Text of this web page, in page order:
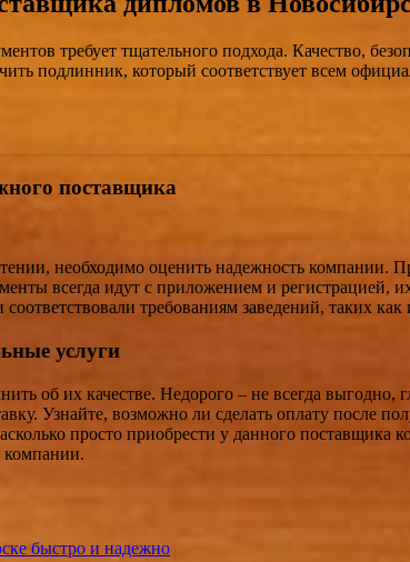
требует тщательного подхода. Качество,
подлинник, который соответствует всем
поставщика
необходимо оценить надежность
всегда идут с приложением и регистрацией,
требованиям заведений, таких
услуги
об их качестве. Недорого – не всегда
Узнайте, возможно ли сделать оплату
просто приобрести у данного поставщика
компании.
быстро и надежно